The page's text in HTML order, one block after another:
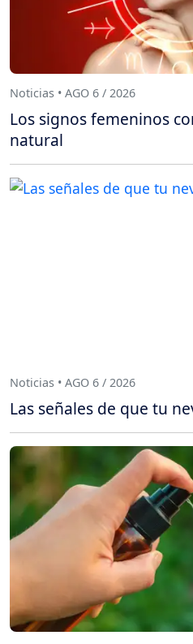
Noticias • AGO 6 / 2026
Los signos femeninos
natural
Noticias • AGO 6 / 2026
Las señales de que tu